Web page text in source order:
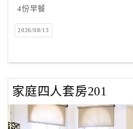
4份早餐
2026/08/13
家庭四人套房201